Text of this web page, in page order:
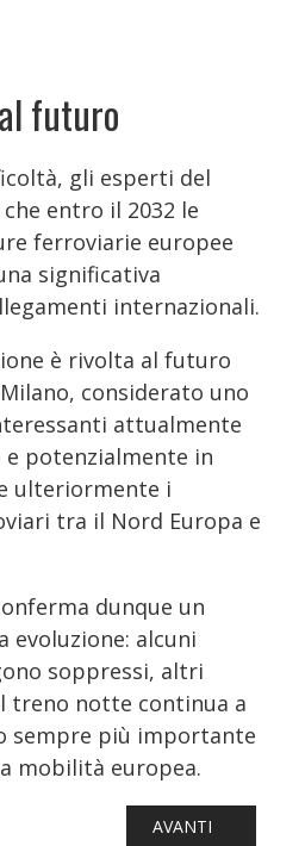
futuro
gli esperti del
entro il 2032 le
ferroviarie europee
significativa
internazionali.
è rivolta al futuro
considerato uno
attualmente
potenzialmente in
ulteriormente i
tra il Nord Europa e
dunque un
evoluzione: alcuni
soppressi, altri
treno notte continua a
sempre più importante
mobilità europea.
SIENA-ROMA, ALLO STUDIO
ARTICOLO
AVANTI